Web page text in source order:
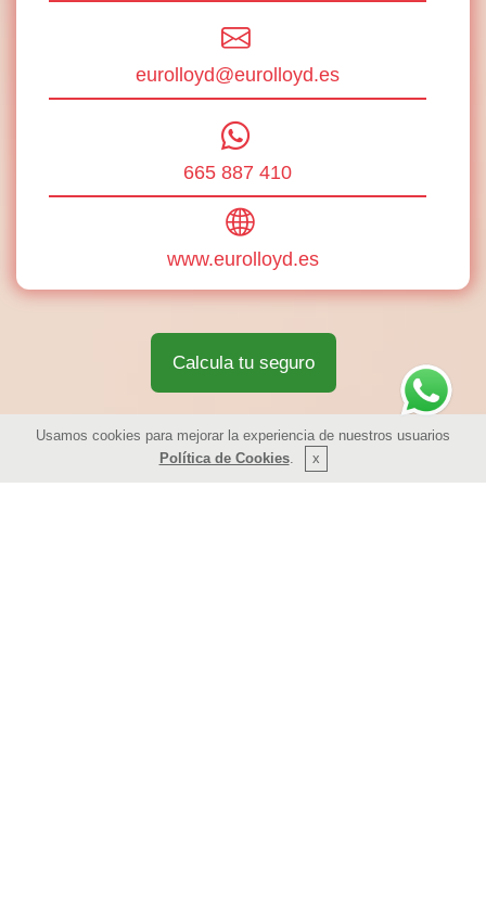
eurolloyd@eurolloyd.es
665 887 410
www.eurolloyd.es
Calcula tu seguro
Usamos cookies para mejorar la experiencia de nuestros usuarios
Política de Cookies.